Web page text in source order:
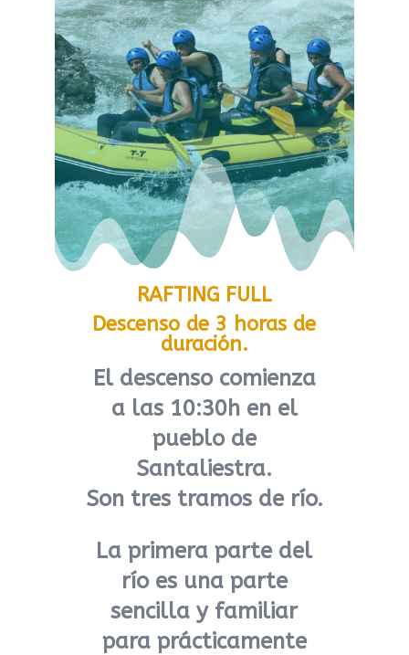
RAFTING FULL
Descenso de 3 horas de
duración.
El descenso comienza
a las 10:30h en el
pueblo de
Santaliestra.
Son tres tramos de río.
La primera parte del
río es una parte
sencilla y familiar
para prácticamente